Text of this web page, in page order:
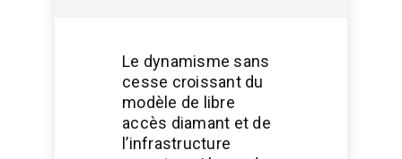
Le dynamisme sans
cesse croissant du
modèle de libre
accès diamant et de
l’infrastructure